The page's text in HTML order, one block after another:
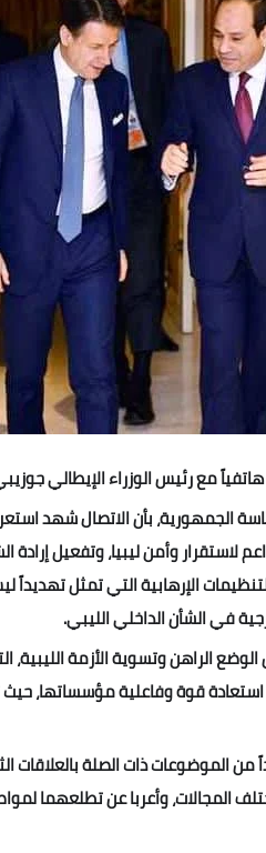
مع رئيس الوزراء الإيطالي
الجمهورية، بأن الاتصال شهد
لاستقرار وأمن ليبيا، وتفعيل
الإرهابية التي تمثل تهديداً
في الشأن الداخلي الليبي.
الراهن وتسوية الأزمة
قوة وفاعلية مؤسساتها،
ذات الصلة بالعلاقات
المجالات، وأعربا عن تطلعهما